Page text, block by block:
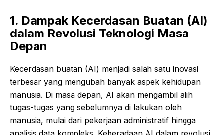
1. Dampak Kecerdasan Buatan (AI)
dalam Revolusi Teknologi Masa
Depan
Kecerdasan buatan (AI) menjadi salah satu inovasi
terbesar yang mengubah banyak aspek kehidupan
manusia. Di masa depan, AI akan mengambil alih
tugas-tugas yang sebelumnya di lakukan oleh
manusia, mulai dari pekerjaan administratif hingga